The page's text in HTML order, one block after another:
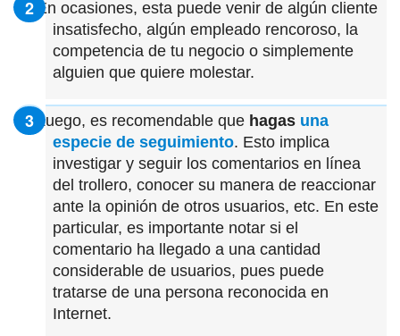
En ocasiones, esta puede venir de algún cliente
insatisfecho, algún empleado rencoroso, la
competencia de tu negocio o simplemente
alguien que quiere molestar.
Luego, es recomendable que hagas una
especie de seguimiento. Esto implica
investigar y seguir los comentarios en línea
del trollero, conocer su manera de reaccionar
ante la opinión de otros usuarios, etc. En este
particular, es importante notar si el
comentario ha llegado a una cantidad
considerable de usuarios, pues puede
tratarse de una persona reconocida en
Internet.